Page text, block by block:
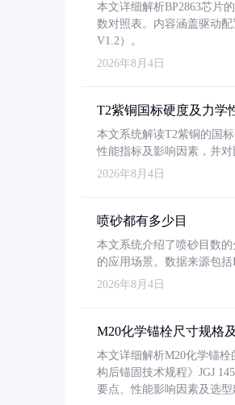
本文详细解析BP2863芯片
数对照表。内容涵盖驱动
V1.2）。
2026年8月4日
T2紫铜国标硬度及力学
本文系统解读T2紫铜的国
性能指标及影响因素，并
2026年8月4日
喷砂都有多少目
本文系统介绍了喷砂目数
的应用场景。数据来源包
2026年8月4日
M20化学锚栓尺寸规格
本文详细解析M20化学锚
构后锚固技术规程》JGJ
要点、性能影响因素及选型